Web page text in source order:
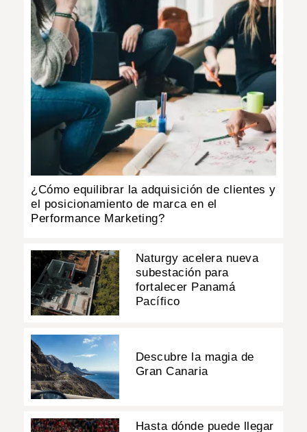
¿Cómo equilibrar la adquisición de clientes y
el posicionamiento de marca en el
Performance Marketing?
Naturgy acelera nueva
subestación para
fortalecer Panamá
Pacífico
Descubre la magia de
Gran Canaria
Hasta dónde puede llegar